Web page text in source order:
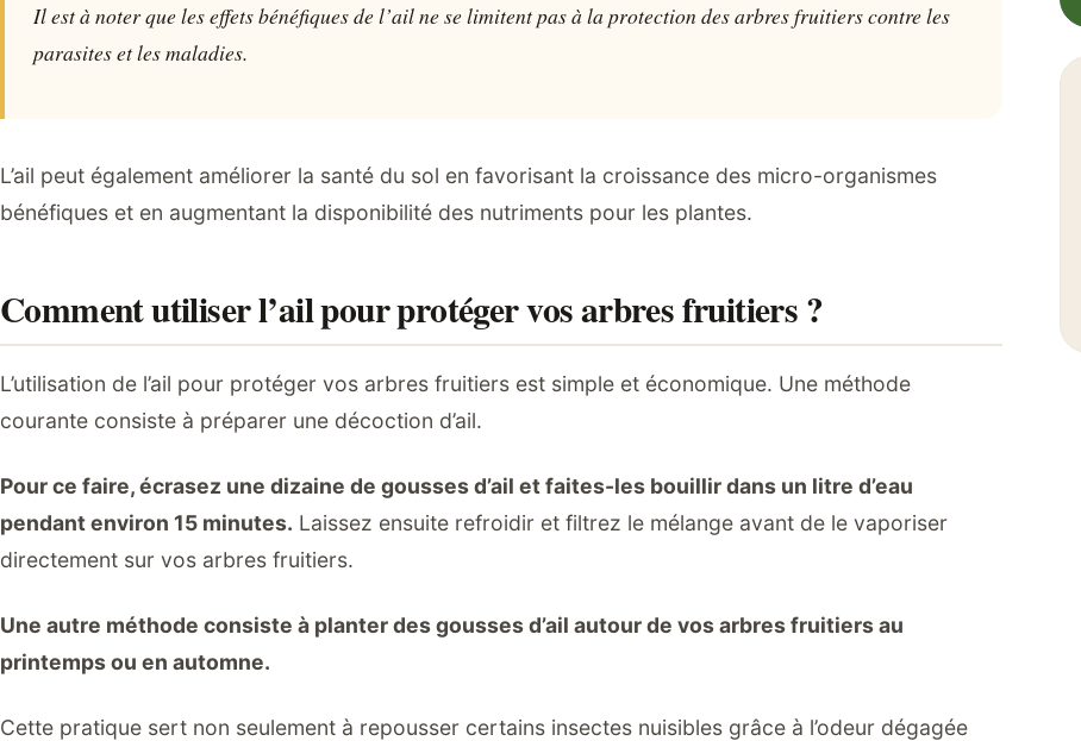
Il est à noter que les effets bénéfiques de l’ail ne se limitent pas à la protection des arbres fruitiers contre les
parasites et les maladies.
L’ail peut également améliorer la santé du sol en favorisant la croissance des micro-organismes
bénéfiques et en augmentant la disponibilité des nutriments pour les plantes.
Comment utiliser l’ail pour protéger vos arbres fruitiers ?
L’utilisation de l’ail pour protéger vos arbres fruitiers est simple et économique. Une méthode
courante consiste à préparer une décoction d’ail.
Pour ce faire, écrasez une dizaine de gousses d’ail et faites-les bouillir dans un litre d’eau
pendant environ 15 minutes. Laissez ensuite refroidir et filtrez le mélange avant de le vaporiser
directement sur vos arbres fruitiers.
Une autre méthode consiste à planter des gousses d’ail autour de vos arbres fruitiers au
printemps ou en automne.
Cette pratique sert non seulement à repousser certains insectes nuisibles grâce à l’odeur dégagée